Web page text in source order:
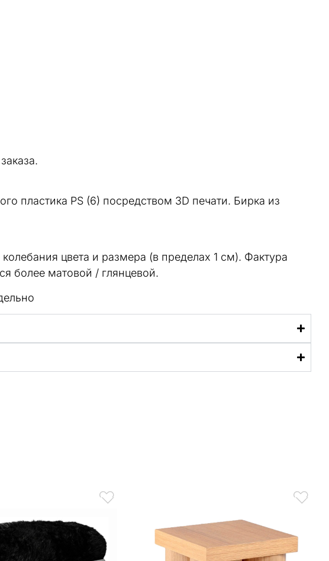
пластика PS (6) посредством 3D печати. Бирка из
цвета и размера (в пределах 1 см). Фактура
более матовой / глянцевой.